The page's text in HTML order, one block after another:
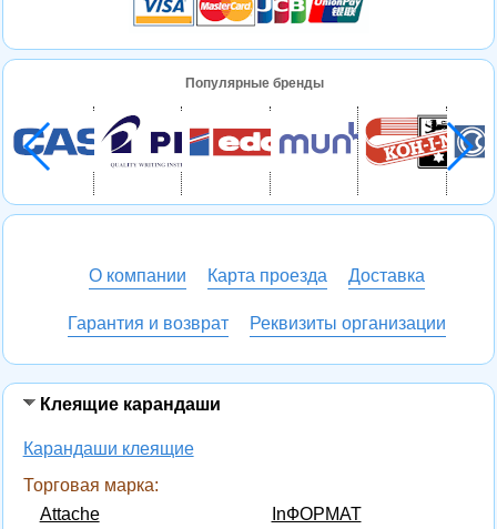
Клеящие карандаши
Карандаши клеящие
Торговая марка:
Attache
InФОРМАТ
Популярные бренды
О компании Карта проезда Доставка
Гарантия и возврат Реквизиты организации